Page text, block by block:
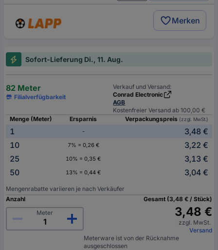
Merken
Sofort-Lieferung Di., 11. Aug.
82 Meter
Filialverfügbarkeit
Verkauf und Versand:
Conrad Electronic
AGB
Kostenfreier Versand ab 100,00 €
Menge (Meter)
Ersparnis Verpackungspreis (zzgl. MwSt.)
1 -
3,48 €
10
7% = 0,26 €
3,22 €
25
10% = 0,35 €
3,13 €
50
13% = 0,44 € 3,04 €
Mengenrabatte variieren je nach Verkäufer
Anzahl
Meter
Gesamt (3,48 € / Stück)
3,48 €
zzgl. MwSt.
Versand
Meterware ist von der Rücknahme
ausgeschlossen